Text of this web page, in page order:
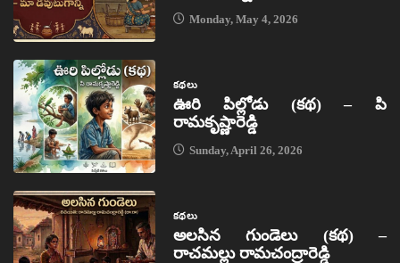
Monday, May 4, 2026
కథలు
ఊరి పిల్లోడు (కథ) – పి
రామకృష్ణారెడ్డి
Sunday, April 26, 2026
కథలు
అలసిన గుండెలు (కథ) –
రాచమల్లు రామచంద్రారెడ్డి